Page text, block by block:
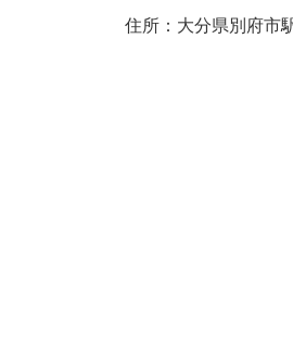
住所：大分県別府市